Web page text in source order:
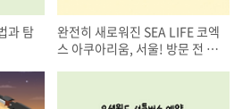
과 탐
완전히 새로워진 SEA LIFE 코엑
스 아쿠아리움, 서울! 방문 전 알